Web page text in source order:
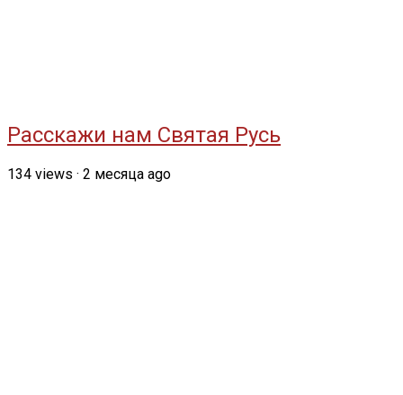
Расскажи нам Святая Русь
134 views · 2 месяца ago